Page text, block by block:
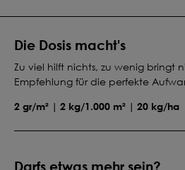
Die Dosis macht's
Zu viel hilft nichts, zu wenig bringt
Empfehlung für die perfekte
2 gr/m² | 2 kg/1.000 m² | 20 kg/ha
Darfs etwas mehr sein?